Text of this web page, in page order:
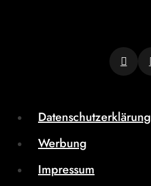
Datenschutzerklärung
Werbung
Impressum